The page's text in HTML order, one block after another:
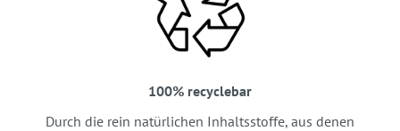
100% recyclebar
Durch die rein natürlichen Inhaltsstoffe, aus denen